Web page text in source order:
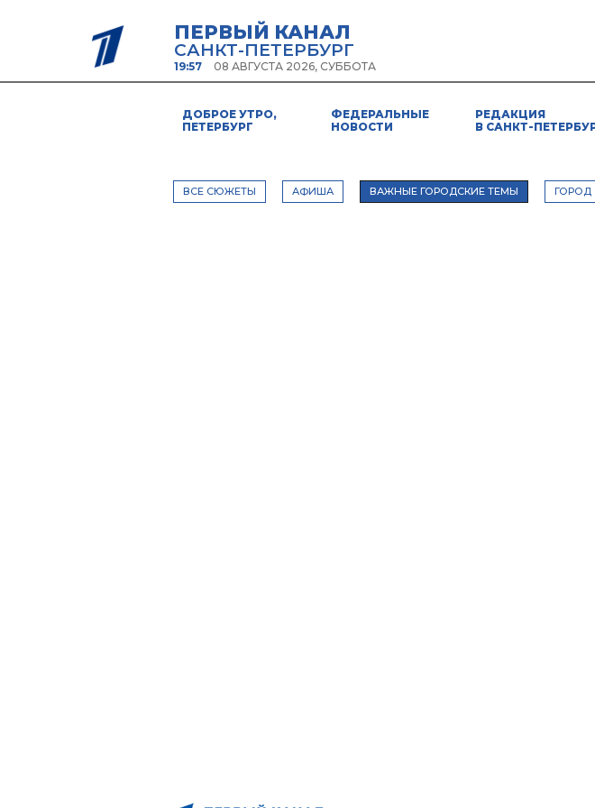
ПЕРВЫЙ КАНАЛ
САНКТ-ПЕТЕРБУРГ
19:57 08 АВГУСТА 2026, СУББОТА
ДОБРОЕ УТРО,
ПЕТЕРБУРГ
ФЕДЕРАЛЬНЫЕ
НОВОСТИ
РЕДАКЦИЯ
В САНКТ-
ВСЕ СЮЖЕТЫ АФИША ВАЖНЫЕ ГОРОДСКИЕ ТЕМЫ ГОРОД